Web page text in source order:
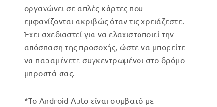
οργανώνει σε απλές κάρτες που
εμφανίζονται ακριβώς όταν τις χρειάζεστε.
Έχει σχεδιαστεί για να ελαχιστοποιεί την
απόσπαση της προσοχής, ώστε να μπορείτε
να παραμένετε συγκεντρωμένοι στο δρόμο
μπροστά σας.
*Το Android Auto είναι συμβατό με